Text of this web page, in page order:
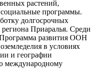
растений,
программы.
долгосрочных
Приаралья. Среди
развития ООН
в условиях
и географии
международному